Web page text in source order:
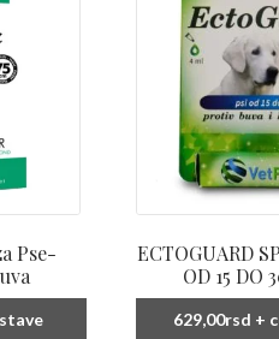
Pse-
ECTOGUARD
OD 15 DO
629,00rsd +